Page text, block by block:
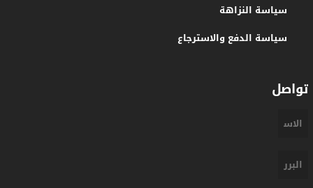
سياسة النزاهة
سياسة الدفع والاسترجاع
تواصل